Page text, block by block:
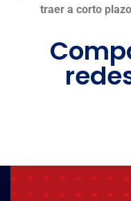
traer a corto